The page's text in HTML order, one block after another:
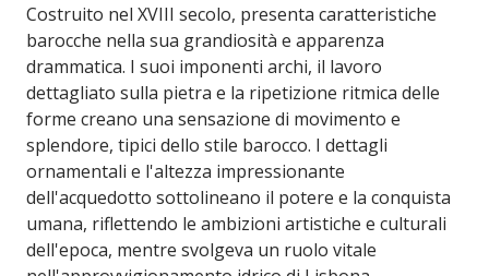
Costruito nel XVIII secolo, presenta caratteristiche
barocche nella sua grandiosità e apparenza
drammatica. I suoi imponenti archi, il lavoro
dettagliato sulla pietra e la ripetizione ritmica delle
forme creano una sensazione di movimento e
splendore, tipici dello stile barocco. I dettagli
ornamentali e l'altezza impressionante
dell'acquedotto sottolineano il potere e la conquista
umana, riflettendo le ambizioni artistiche e culturali
dell'epoca, mentre svolgeva un ruolo vitale